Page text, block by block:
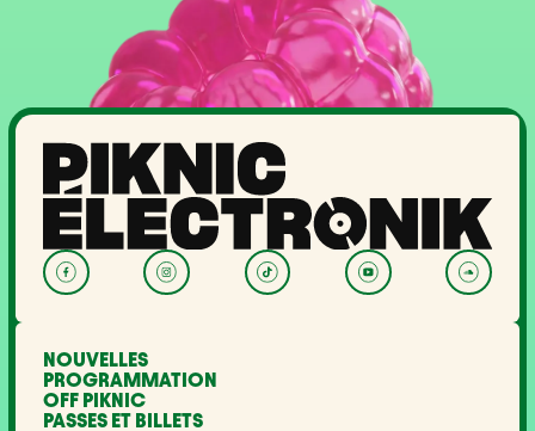
NOUVELLES
PROGRAMMATION
OFF PIKNIC
PASSES ET BILLETS